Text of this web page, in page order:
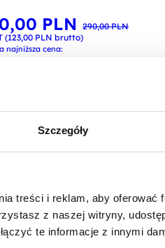
Szczegóły
treści i reklam, aby oferować
z naszej witryny,
te informacje z innymi
290,00PLN
PLN
(123,00 PLN brutto)
najniższa cena:
365
365: Outlook
E-MS365-OUTLOOK / PL e-